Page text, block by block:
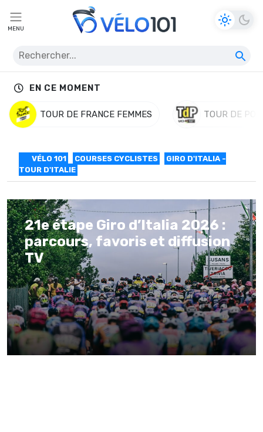
MENU
EN CE MOMENT
TOUR DE FRANCE FEMMES TOUR DE
VÉLO 101 COURSES CYCLISTES
GIRO D'ITALIA -
TOUR D'ITALIE
21e étape Giro d’Italia 2026 :
parcours, favoris et diffusion
TV